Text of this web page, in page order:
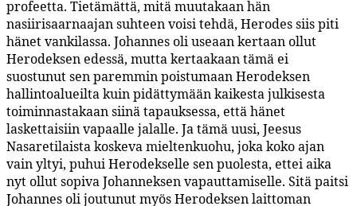
profeetta. Tietämättä, mitä muutakaan hän
nasiirisaarnaajan suhteen voisi tehdä, Herodes siis piti
hänet vankilassa. Johannes oli useaan kertaan ollut
Herodeksen edessä, mutta kertaakaan tämä ei
suostunut sen paremmin poistumaan Herodeksen
hallintoalueilta kuin pidättymään kaikesta julkisesta
toiminnastakaan siinä tapauksessa, että hänet
laskettaisiin vapaalle jalalle. Ja tämä uusi, Jeesus
Nasaretilaista koskeva mieltenkuohu, joka koko ajan
vain yltyi, puhui Herodekselle sen puolesta, ettei aika
nyt ollut sopiva Johanneksen vapauttamiselle. Sitä paitsi
Johannes oli joutunut myös Herodeksen laittoman